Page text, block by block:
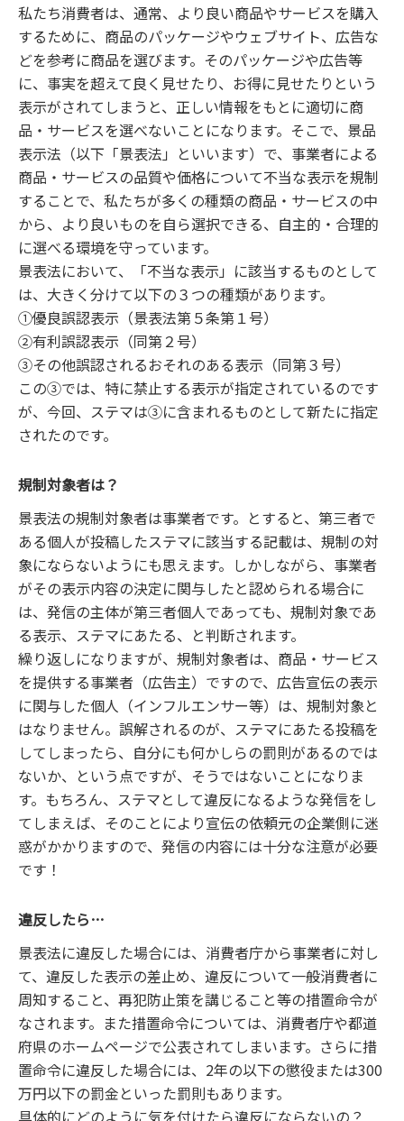
私たち消費者は、通常、より良い商品やサービスを購入
するために、商品のパッケージやウェブサイト、広告な
どを参考に商品を選びます。そのパッケージや広告等
に、事実を超えて良く見せたり、お得に見せたりという
表示がされてしまうと、正しい情報をもとに適切に商
品・サービスを選べないことになります。そこで、景品
表示法（以下「景表法」といいます）で、事業者による
商品・サービスの品質や価格について不当な表示を規制
することで、私たちが多くの種類の商品・サービスの中
から、より良いものを自ら選択できる、自主的・合理的
に選べる環境を守っています。
景表法において、「不当な表示」に該当するものとして
は、大きく分けて以下の３つの種類があります。
①優良誤認表示（景表法第５条第１号）
②有利誤認表示（同第２号）
③その他誤認されるおそれのある表示（同第３号）
この③では、特に禁止する表示が指定されているのです
が、今回、ステマは③に含まれるものとして新たに指定
されたのです。
規制対象者は？
景表法の規制対象者は事業者です。とすると、第三者で
ある個人が投稿したステマに該当する記載は、規制の対
象にならないようにも思えます。しかしながら、事業者
がその表示内容の決定に関与したと認められる場合に
は、発信の主体が第三者個人であっても、規制対象であ
る表示、ステマにあたる、と判断されます。
繰り返しになりますが、規制対象者は、商品・サービス
を提供する事業者（広告主）ですので、広告宣伝の表示
に関与した個人（インフルエンサー等）は、規制対象と
はなりません。誤解されるのが、ステマにあたる投稿を
してしまったら、自分にも何かしらの罰則があるのでは
ないか、という点ですが、そうではないことになりま
す。もちろん、ステマとして違反になるような発信をし
てしまえば、そのことにより宣伝の依頼元の企業側に迷
惑がかかりますので、発信の内容には十分な注意が必要
です！
違反したら…
景表法に違反した場合には、消費者庁から事業者に対し
て、違反した表示の差止め、違反について一般消費者に
周知すること、再犯防止策を講じること等の措置命令が
なされます。また措置命令については、消費者庁や都道
府県のホームページで公表されてしまいます。さらに措
置命令に違反した場合には、2年の以下の懲役または300
万円以下の罰金といった罰則もあります。
具体的にどのように気を付けたら違反にならないの？